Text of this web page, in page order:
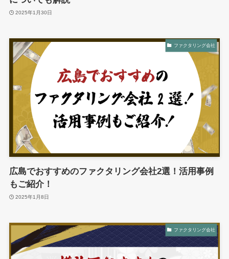
2025年1月30日
ファクタリング会社
広島でおすすめのファクタリング会社2選！活用事例
もご紹介！
2025年1月8日
ファクタリング会社